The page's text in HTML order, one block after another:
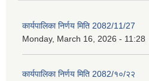
कार्यपालिका निर्णय मिति 2082/11/27
Monday, March 16, 2026 - 11:28
कार्यपालिका निर्णय मिति 2082/१०/२२